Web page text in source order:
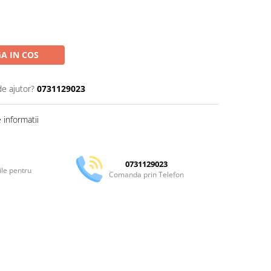
IN COS
ajutor? 0731129023
informatii
pentru
0731129023
Comanda prin Telefon